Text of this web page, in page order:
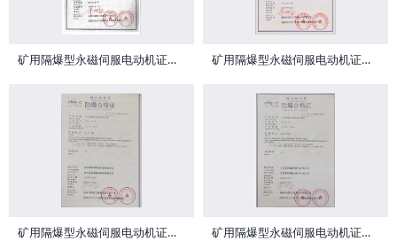
矿用隔爆型永磁伺服电动机证书1240 矿用隔爆型永磁伺服电动机证书1239
矿用隔爆型永磁伺服电动机证书0959 矿用隔爆型永磁伺服电动机证书0958